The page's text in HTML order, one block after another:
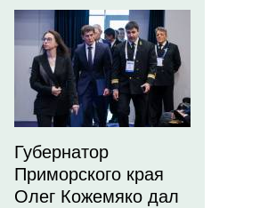
Губернатор
Приморского края
Олег Кожемяко дал